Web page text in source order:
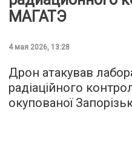
МАГАТЭ
4 мая 2026, 13:28
Дрон атакував
радіаційного
окупованої